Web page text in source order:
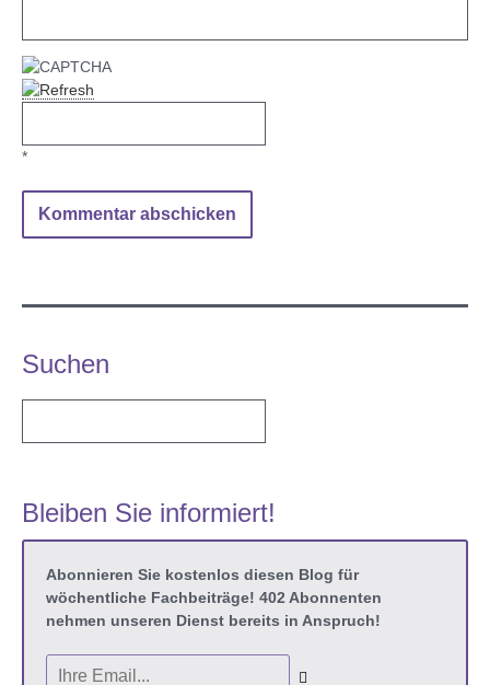
*
Suchen
Bleiben Sie informiert!
Abonnieren Sie kostenlos diesen Blog für
wöchentliche Fachbeiträge! 402 Abonnenten
nehmen unseren Dienst bereits in Anspruch!